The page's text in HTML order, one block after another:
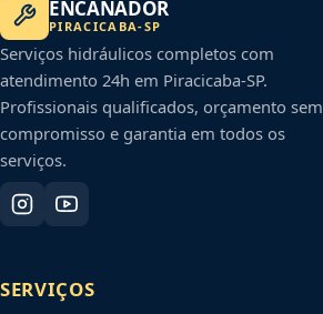
ENCANADOR
PIRACICABA-SP
Serviços hidráulicos completos com
atendimento 24h em Piracicaba-SP.
Profissionais qualificados, orçamento sem
compromisso e garantia em todos os
serviços.
SERVIÇOS